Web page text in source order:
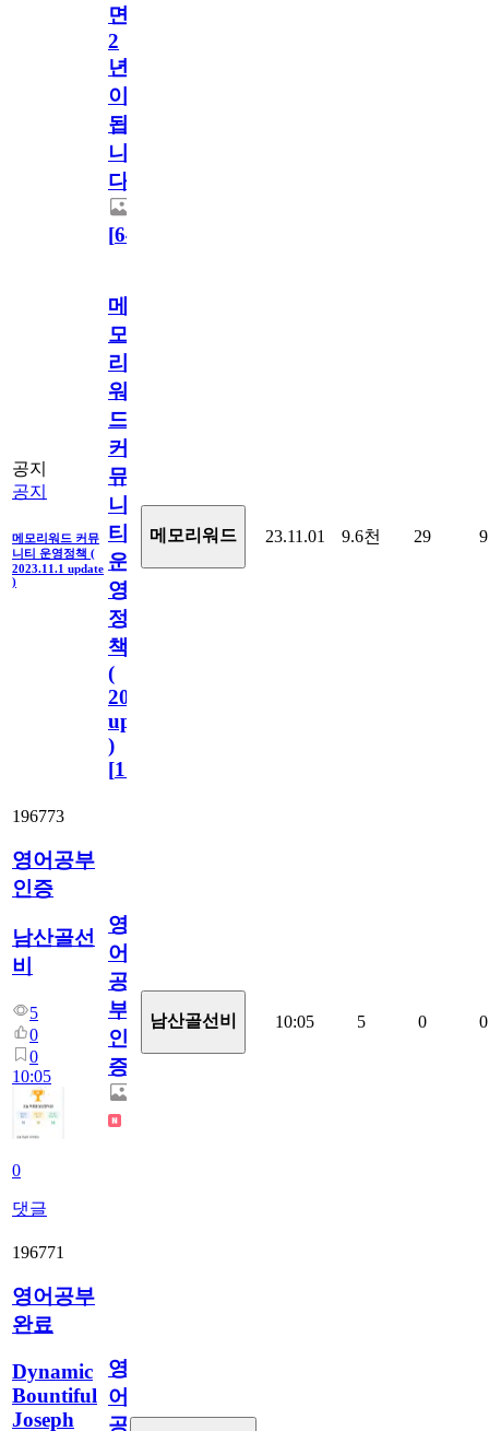
면
2
년
이
됩
니
다.
[64
공지
공지
메모리워드 커뮤
니티 운영정책 (
2023.11.1 update
)
메
모
리
워
드
커
뮤
니
티
운
영
정
책
(
2023.11.1
update
)
[110
메모리워드 23.11.01 9.6천 29 9
196773
영어공부
인증
남산골선
비
5
0
0
10:05
0
댓글
영
어
공
부
인
증
남산골선비 10:05 5 0 0
196771
영어공부
완료
Dynamic
Bountiful
Joseph
영
어
공